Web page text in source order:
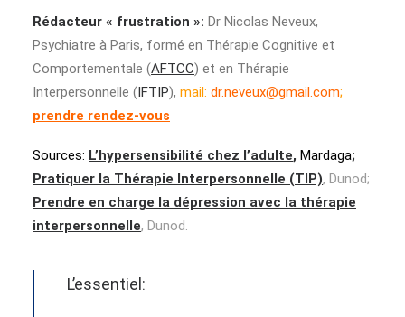
Rédacteur « frustration »: Dr Nicolas Neveux,
Psychiatre à Paris, formé en Thérapie Cognitive et
Comportementale (AFTCC) et en Thérapie
Interpersonnelle (IFTIP), mail: dr.neveux@gmail.com;
prendre rendez-vous
Sources: L’hypersensibilité chez l’adulte, Mardaga;
Pratiquer la Thérapie Interpersonnelle (TIP), Dunod;
Prendre en charge la dépression avec la thérapie
interpersonnelle, Dunod.
L’essentiel: